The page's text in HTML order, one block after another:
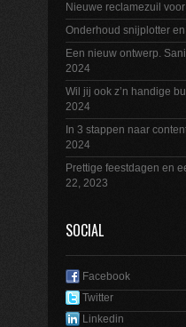
Nieuwe reclamezuil
Onderhoud snijplotter en
Een nieuw ontwerp.
2024
Wil jij ook z’n handige
2024
In 3 stappen naar
2024
Prettige feestdagen en
22, 2023
SOCIAL
Facebook
Twitter
Linkedin